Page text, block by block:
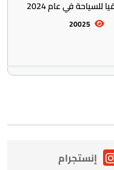
في عام 2024
20025
إنستجرام